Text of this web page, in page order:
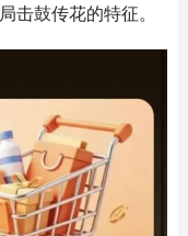
击鼓传花的特征。